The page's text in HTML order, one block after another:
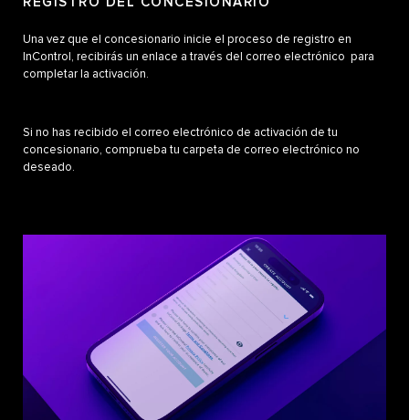
Una vez que el concesionario inicie el proceso de registro en
InControl, recibirás un enlace a través del correo electrónico para
completar la activación.
Si no has recibido el correo electrónico de activación de tu
concesionario, comprueba tu carpeta de correo electrónico no
deseado.